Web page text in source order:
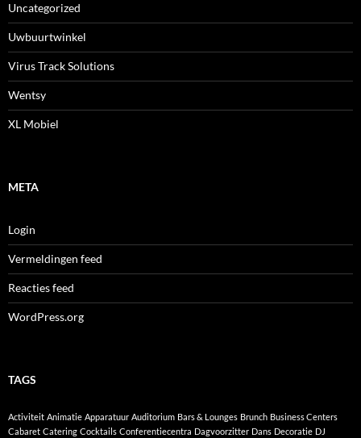
Uncategorized
Uwbuurtwinkel
Virus Track Solutions
Wentsy
XL Mobiel
META
Login
Vermeldingen feed
Reacties feed
WordPress.org
TAGS
Activiteit Animatie Apparatuur Auditorium Bars & Lounges Brunch Business Centers
Cabaret Catering Cocktails Conferentiecentra Dagvoorzitter Dans Decoratie DJ